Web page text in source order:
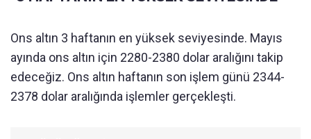
Ons altın 3 haftanın en yüksek seviyesinde. Mayıs
ayında ons altın için 2280-2380 dolar aralığını takip
edeceğiz. Ons altın haftanın son işlem günü 2344-
2378 dolar aralığında işlemler gerçekleşti.